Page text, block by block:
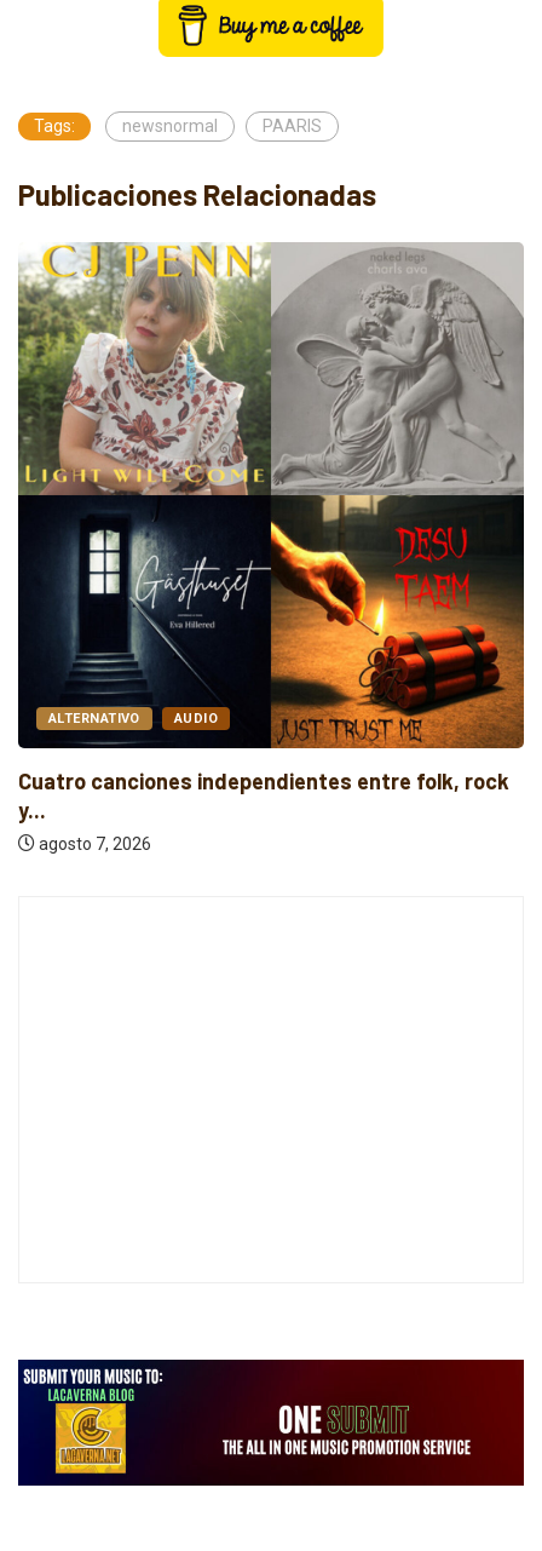
Tags: newsnormal PAARIS
Publicaciones Relacionadas
AUDIO
independientes entre folk, rock
Cuatro